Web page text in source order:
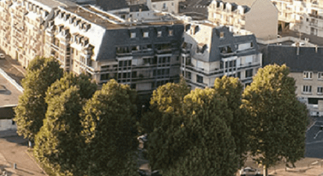
Exporter les lignes sélectionnées
Exporter toutes les colonnes
Exporter uniquement les colonnes affichées
Menu
<
>
- 🎁 Caen on aime, on partage
- 🎉 Les événements AVF
- Activités et Loisirs
Ajoutez un logo, un bouton, des réseaux sociaux
Cliquez pour éditer